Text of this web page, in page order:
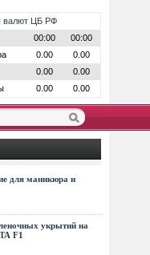
валют ЦБ РФ
00:00
00:00
0.00
0.00
0.00
0.00
0.00 0.00
для маникюра и
укрытий на
F1